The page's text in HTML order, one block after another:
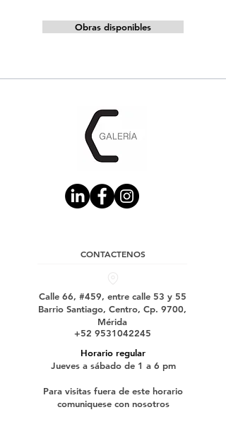
Obras disponibles
CONTACTENOS
Calle 66, #459, entre calle 53 y 55
Barrio Santiago, Centro, Cp. 9700,
Mérida
+52 9531042245
Horario regular
Jueves a sábado de 1 a 6 pm
Para visitas fuera de este horario
comuniquese con nosotros